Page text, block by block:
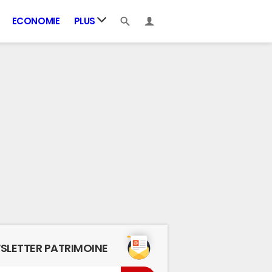
ECONOMIE PLUS
PATRIMOINE